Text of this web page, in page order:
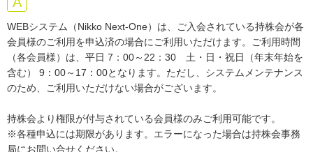
WEBシステム（Nikko Next-One）は、ご入会されている持株会が各
会員様のご利用を申込済の場合にご利用いただけます。ご利用時間
（各会員様）は、平日 7：00～22：30 土・日・祝日（年末年始を
含む） 9：00～17：00となります。ただし、システムメンテナンス
のため、ご利用いただけない場合がございます。
持株会より権限が付与されている会員様のみご利用可能です。
※各種申込には期限があります。エラーになった場合は持株会事務
局にお問い合せください。